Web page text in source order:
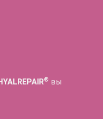
® вы